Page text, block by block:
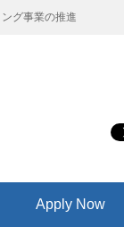
グ事業の推進
Apply Now